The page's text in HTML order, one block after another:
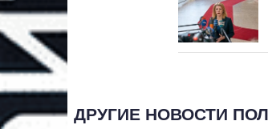
ДРУГИЕ НОВОСТИ